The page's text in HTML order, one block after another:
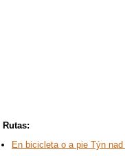
Rutas:
En bicicleta o a pie Týn